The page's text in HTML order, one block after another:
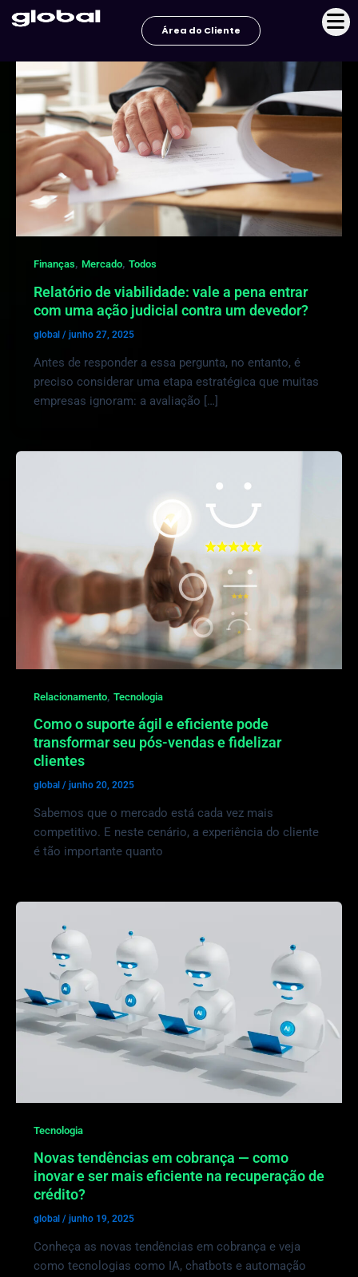
para
conteúdo
Área do Cliente
Finanças, Mercado, Todos
Relatório de viabilidade: vale a pena entrar
com uma ação judicial contra um devedor?
global / junho 27, 2025
Antes de responder a essa pergunta, no entanto, é
preciso considerar uma etapa estratégica que muitas
empresas ignoram: a avaliação […]
Relacionamento, Tecnologia
Como o suporte ágil e eficiente pode
transformar seu pós-vendas e fidelizar
clientes
global / junho 20, 2025
Sabemos que o mercado está cada vez mais
competitivo. E neste cenário, a experiência do cliente
é tão importante quanto
Tecnologia
Novas tendências em cobrança — como
inovar e ser mais eficiente na recuperação de
crédito?
global / junho 19, 2025
Conheça as novas tendências em cobrança e veja
como tecnologias como IA, chatbots e automação
Paginação
de